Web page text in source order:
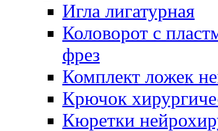
Игла лигатурная
Коловорот с
фрез
Комплект ложек
Крючок
Кюретки